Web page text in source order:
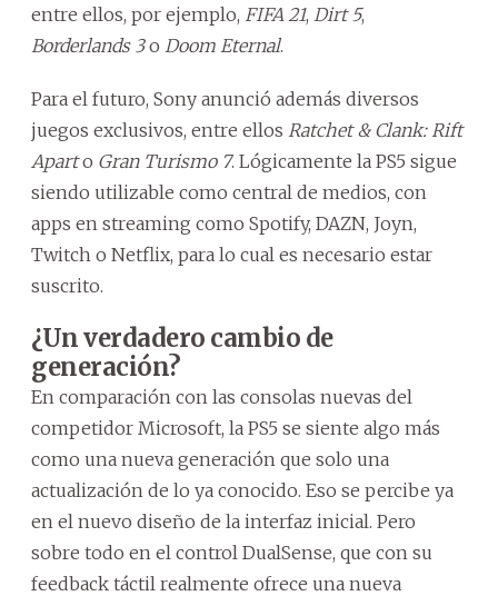
entre ellos, por ejemplo, FIFA 21, Dirt 5,
Borderlands 3o Doom Eternal.
Para el futuro, Sony anunció además diversos
juegos exclusivos, entre ellos Ratchet & Clank: Rift
Aparto Gran Turismo 7. Lógicamente la PS5 sigue
siendo utilizable como central de medios, con
apps en streaming como Spotify, DAZN, Joyn,
Twitch o Netflix, para lo cual es necesario estar
suscrito.
¿Un verdadero cambio de
generación?
En comparación con las consolas nuevas del
competidor Microsoft, la PS5 se siente algo más
como una nueva generación que solo una
actualización de lo ya conocido. Eso se percibe ya
en el nuevo diseño de la interfaz inicial. Pero
sobre todo en el control DualSense, que con su
feedback táctil realmente ofrece una nueva